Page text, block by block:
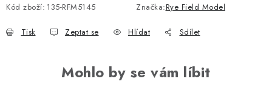
Kód zboží: 135-RFM5145 Značka:Rye Field Model
Tisk Zeptat se Hlídat Sdílet
Mohlo by se vám líbit